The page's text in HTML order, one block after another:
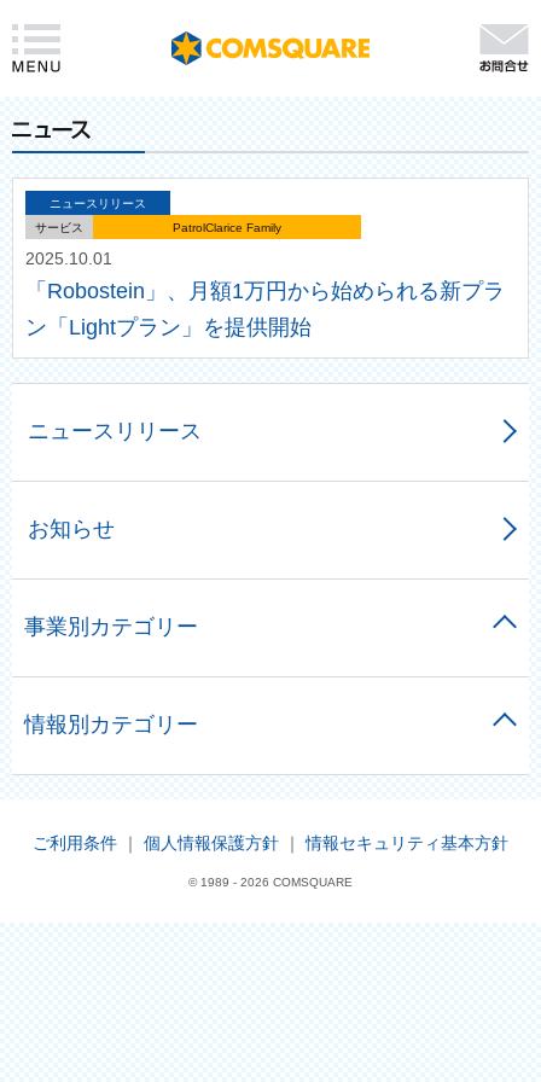
ニュースリリース
サービス
PatrolClarice Family
2025.10.01
「Robostein」、月額1万円から始められる新プラ
ン「Lightプラン」を提供開始
ニュースリリース
お知らせ
事業別カテゴリー
情報別カテゴリー
ご利用条件 ｜ 個人情報保護方針 ｜情報セキュリティ基本方針
© 1989 - 2026 COMSQUARE